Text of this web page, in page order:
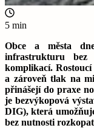
5 min
Obce a města
infrastrukturu bez
komplikací.
a zároveň tlak na
přinášejí do praxe
je bezvýkopová
DIG), která
bez nutnosti